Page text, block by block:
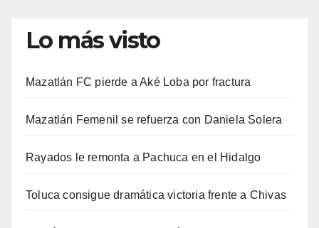
Lo más visto
Mazatlán FC pierde a Aké Loba por fractura
Mazatlán Femenil se refuerza con Daniela Solera
Rayados le remonta a Pachuca en el Hidalgo
Toluca consigue dramática victoria frente a Chivas